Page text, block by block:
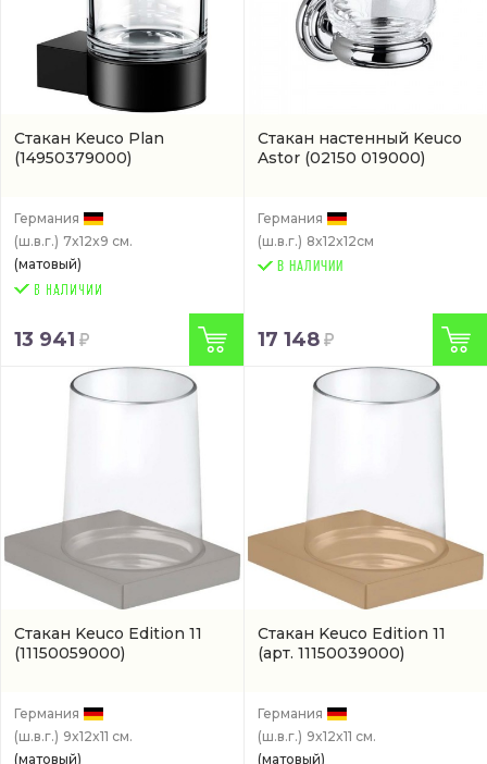
Стакан Keuco Plan
(14950379000)
Германия
(ш.в.г.) 7x12x9 см.
(матовый)
13 941
Стакан настенный Keuco
Astor (02150 019000)
Германия
(ш.в.г.) 8x12x12см
В НАЛИЧИИ
17 148
Стакан Keuco Edition 11
(11150059000)
Германия
(ш.в.г.) 9x12x11 см.
(матовый)
Стакан Keuco Edition 11
(арт. 11150039000)
Германия
(ш.в.г.) 9x12x11 см.
(матовый)